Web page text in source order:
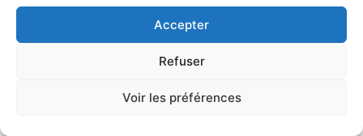
Accepter
Refuser
Voir les préférences
Bernard Benoit parmi les finalistes BeHeroes : nos